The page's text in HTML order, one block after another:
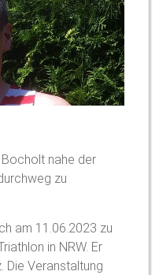
nahe der
zu
am 11.06.2023 zu
in NRW. Er
Die Veranstaltung